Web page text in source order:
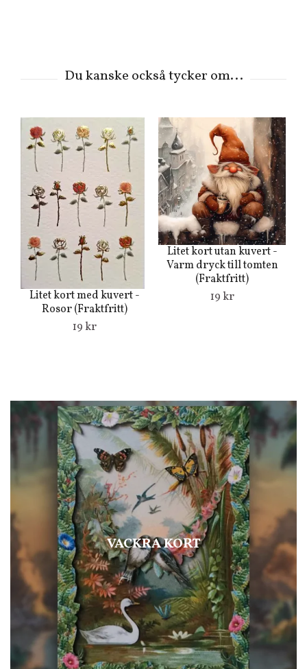
VACKRA KORT
Litet kort med kuvert -
Rosor (Fraktfritt)
19 kr
Litet kort utan kuvert -
Varm dryck till tomten
(Fraktfritt)
19 kr